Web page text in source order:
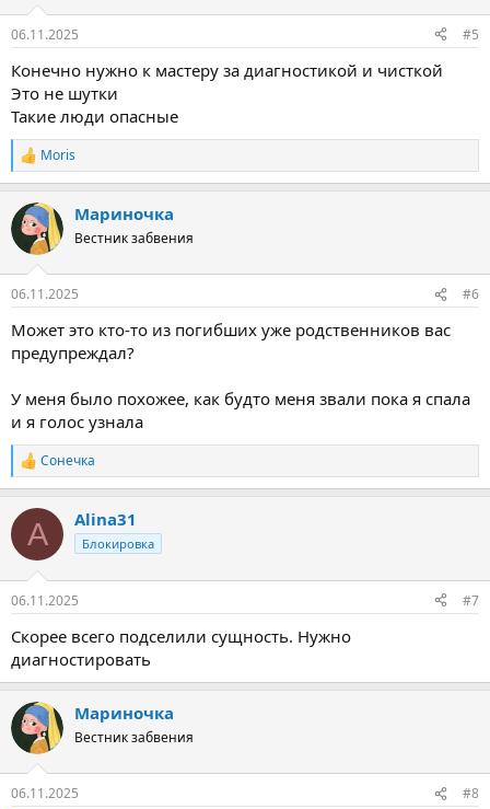
06.11.2025 #5
Конечно нужно к мастеру за диагностикой и чисткой
Это не шутки
Такие люди опасные
Р
е
к
ц
и
Moris
Мариночка
Вестник забвения
06.11.2025 #6
Может это кто-то из погибших уже родственников вас
предупреждал?
У меня было похожее, как будто меня звали пока я спала
и я голос узнала
Р
е
к
и
Сонечка
A Alina31
Блокировка
06.11.2025 #7
Скорее всего подселили сущность. Нужно
диагностировать
Мариночка
Вестник забвения
06.11.2025 #8